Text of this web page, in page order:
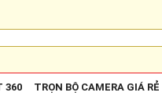
360 TRỌN BỘ CAMERA GIÁ RẺ